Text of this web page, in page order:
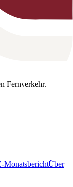
Fernverkehr.
MonatsberichtÜber